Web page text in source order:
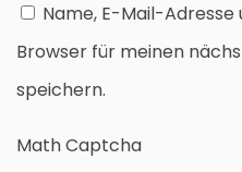
Name, E-Mail-
Browser für meinen
speichern.
Math Captcha